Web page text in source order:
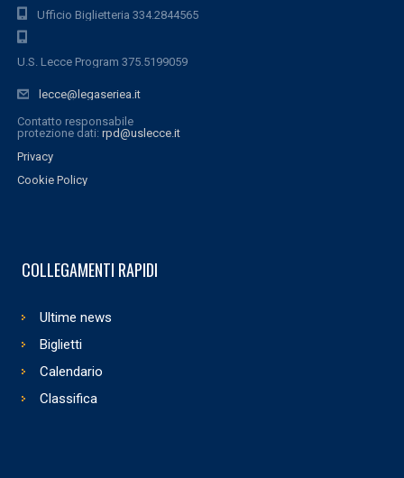
Ufficio Biglietteria 334.2844565
U.S. Lecce Program 375.5199059
lecce@legaseriea.it
Contatto responsabile
protezione dati: rpd@uslecce.it
Privacy
Cookie Policy
COLLEGAMENTI RAPIDI
Ultime news
Biglietti
Calendario
Classifica